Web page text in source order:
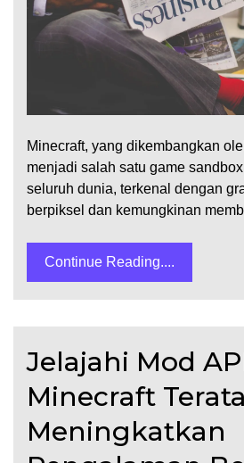
Minecraft, yang dikembangkan
menjadi salah satu game
seluruh dunia, terkenal dengan
berpiksel dan kemungkinan
Continue Reading....
Jelajahi Mod
Minecraft
Meningkatkan